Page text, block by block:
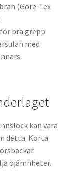
(Gore-Tex
bra grepp.
med
kan vara
detta. Korta
ojämnheter.